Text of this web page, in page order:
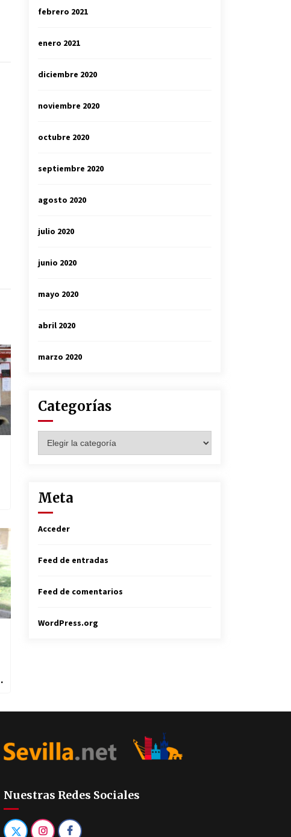
febrero 2021
enero 2021
diciembre 2020
noviembre 2020
octubre 2020
septiembre 2020
agosto 2020
julio 2020
junio 2020
mayo 2020
abril 2020
marzo 2020
Categorías
Meta
Acceder
Feed de entradas
Feed de comentarios
WordPress.org
Nuestras Redes Sociales